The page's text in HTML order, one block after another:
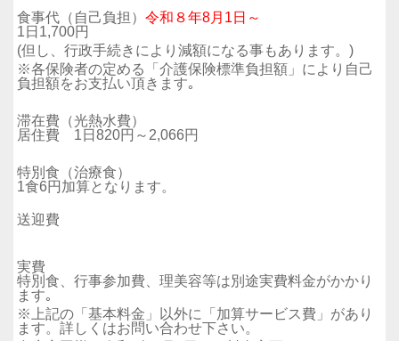
食事代（自己負担）令和８年8月1日～
1日1,700円
(但し、行政手続きにより減額になる事もあります。)
※各保険者の定める「介護保険標準負担額」により自己
負担額をお支払い頂きます｡
滞在費（光熱水費）
居住費 1日820円～2,066円
特別食（治療食）
1食6円加算となります。
送迎費
実費
特別食、行事参加費、理美容等は別途実費料金がかかり
ます｡
※上記の「基本料金」以外に「加算サービス費」があり
ます。詳しくはお問い合わせ下さい。